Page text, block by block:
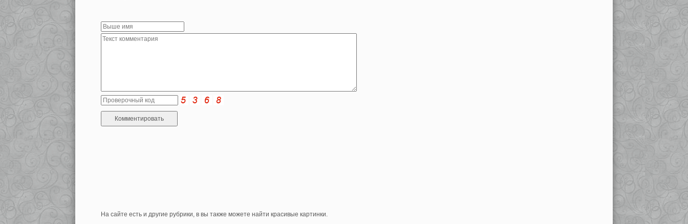
На сайте есть и другие рубрики, в вы также можете найти красивые картинки.